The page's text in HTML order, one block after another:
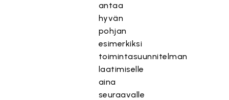
antaa
hyvän
pohjan
esimerkiksi
toimintasuunnitelman
laatimiselle
aina
seuraavalle